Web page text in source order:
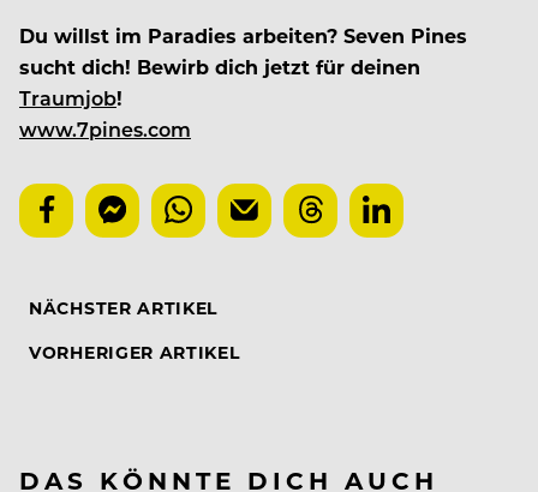
Du willst im Paradies arbeiten? Seven Pines
sucht dich! Bewirb dich jetzt für deinen
Traumjob!
www.7pines.com
NÄCHSTER ARTIKEL
VORHERIGER ARTIKEL
DAS KÖNNTE DICH AUCH